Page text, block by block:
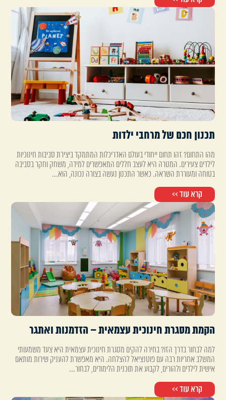
תכנון חכם של מרחבי ילדות
מהו התחום? זהו תחום ייחודי בעולם האדריכלות המתמקד ביצירת סביבות חינוכיות
לילדים צעירים. המטרה היא לעצב חללים המאפשרים למידה, משחק וחקר בסביבה
בטוחה ומעוררת השראה. כאשר התכנון נעשה בצורה נכונה, הוא...
קרא עוד >>
הקמת מסגרת חינוכית עצמאית – הזדמנות ואתגר
למה לבחור בדרך הזו? בחירה להקים מסגרת חינוכית עצמאית היא צעד משמעותי
המשלב אחריות רבה עם פוטנציאל להצלחה. היא מאפשרת להעניק שירות מותאם
אישית לילדים ולהורים, לקבוע את תוכנית הלימודים, לבחור...
קרא עוד >>